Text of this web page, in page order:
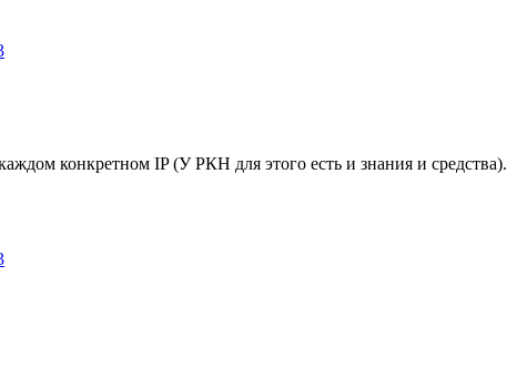
конкретном IP (У РКН для этого есть и знания и средства).